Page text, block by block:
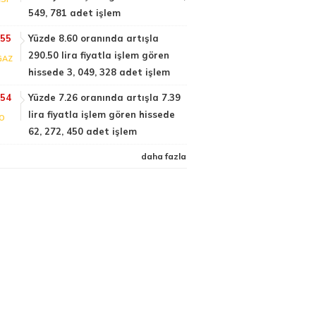
549, 781 adet işlem
Yüzde 8.60 oranında artışla
290.50 lira fiyatla işlem gören
hissede 3, 049, 328 adet işlem
Yüzde 7.26 oranında artışla 7.39
lira fiyatla işlem gören hissede
62, 272, 450 adet işlem
daha fazla